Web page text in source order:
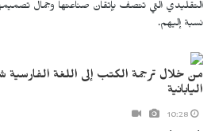
التقليدي التي تتصف بإتقان صناعتها وجمال
نسبة إليهم.
من خلال ترجمة الكتب إلى اللغة الفارسية
اليابانية